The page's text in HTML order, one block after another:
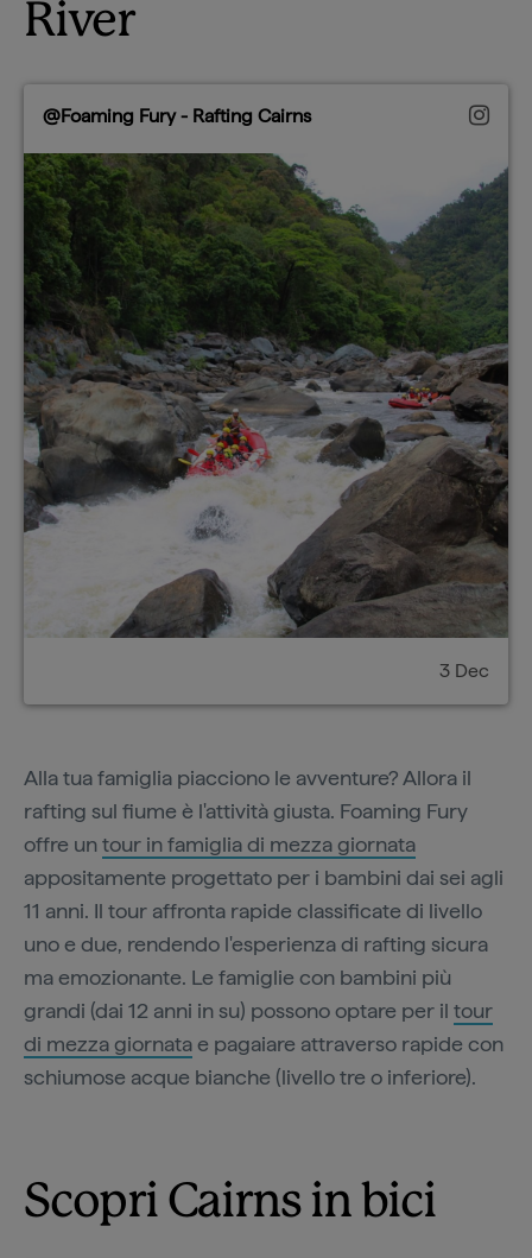
River
@Foaming Fury - Rafting Cairns
3 Dec
Alla tua famiglia piacciono le avventure? Allora il
rafting sul fiume è l'attività giusta. Foaming Fury
offre untour in famiglia di mezza giornata
appositamente progettato per i bambini dai sei agli
11 anni. Il tour affronta rapide classificate di livello
uno e due, rendendo l'esperienza di rafting sicura
ma emozionante. Le famiglie con bambini più
grandi (dai 12 anni in su) possono optare per il tour
di mezza giornatae pagaiare attraverso rapide con
schiumose acque bianche (livello tre o inferiore).
Scopri Cairns in bici